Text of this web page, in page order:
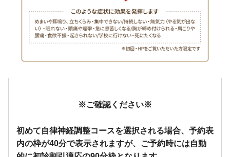
※ご確認ください※
初めて自律神経調整コースを選択される場合、予約表
内の枠が40分で表示されますが、ご予約時には自動